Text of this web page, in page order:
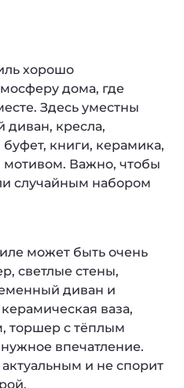
хорошо
дома, где
Здесь уместны
диван, кресла,
книги, керамика,
Важно, чтобы
случайным набором
может быть очень
светлые стены,
диван и
ваза,
торшер с тёплым
впечатление.
и не спорит